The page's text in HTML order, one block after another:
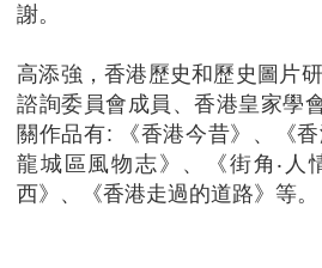
謝。
高添強，香港歷史和歷史圖片
諮詢委員會成員、香港皇家學
關作品有: 《香港今昔》、《
龍城區風物志》、《街角‧人
西》、《香港走過的道路》等。